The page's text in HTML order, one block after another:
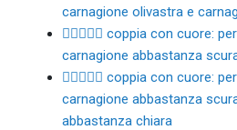
carnagione olivastra e
🧑🏾‍❤️‍🧑🏻 coppia con cuore:
carnagione abbastanza
🧑🏾‍❤️‍🧑🏼 coppia con cuore:
carnagione abbastanza
abbastanza chiara